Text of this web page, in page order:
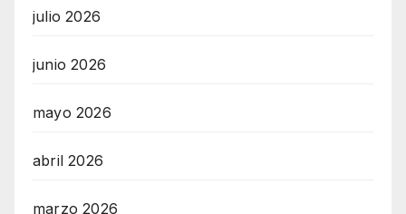
julio 2026
junio 2026
mayo 2026
abril 2026
marzo 2026